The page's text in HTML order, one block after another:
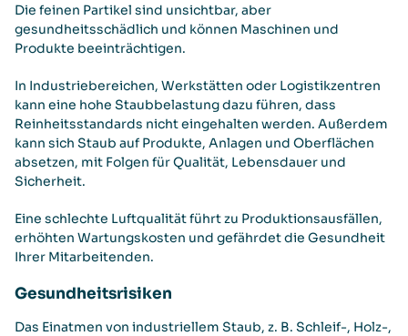
Die feinen Partikel sind unsichtbar, aber
gesundheitsschädlich und können Maschinen und
Produkte beeinträchtigen.
In Industriebereichen, Werkstätten oder Logistikzentren
kann eine hohe Staubbelastung dazu führen, dass
Reinheitsstandards nicht eingehalten werden. Außerdem
kann sich Staub auf Produkte, Anlagen und Oberflächen
absetzen, mit Folgen für Qualität, Lebensdauer und
Sicherheit.
Eine schlechte Luftqualität führt zu Produktionsausfällen,
erhöhten Wartungskosten und gefährdet die Gesundheit
Ihrer Mitarbeitenden.
Gesundheitsrisiken
Das Einatmen von industriellem Staub, z. B. Schleif-, Holz-,